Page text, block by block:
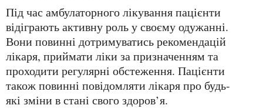
Під час амбулаторного лікування пацієнти
відіграють активну роль у своєму одужанні.
Вони повинні дотримуватись рекомендацій
лікаря, приймати ліки за призначенням та
проходити регулярні обстеження. Пацієнти
також повинні повідомляти лікаря про будь-
які зміни в стані свого здоров’я.